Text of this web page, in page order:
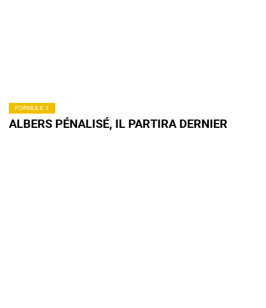
FORMULE 1
ALBERS PÉNALISÉ, IL PARTIRA DERNIER